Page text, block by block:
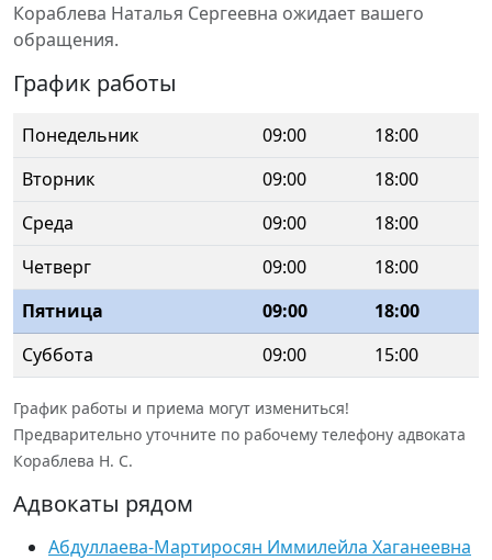
Кораблева Наталья Сергеевна ожидает вашего
обращения.
График работы
Понедельник 09:00
18:00
Вторник
09:00
18:00
Среда
09:00
18:00
Четверг
09:00
18:00
Пятница
09:00
18:00
Суббота
09:00 15:00
График работы и приема могут измениться!
Предварительно уточните по рабочему телефону адвоката
Кораблева Н. С.
Адвокаты рядом
Абдуллаева-Мартиросян Иммилейла Хаганеевна